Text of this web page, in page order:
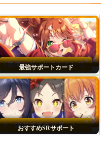
最強サポートカード
おすすめSRサポート